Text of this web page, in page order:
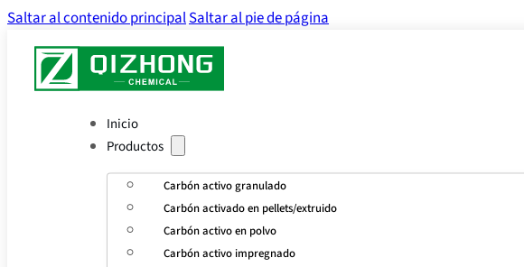
Saltar al contenido principalSaltar al pie de página
Inicio
Productos
Carbón activo granulado
Carbón activado en pellets/extruido
Carbón activo en polvo
Carbón activo impregnado